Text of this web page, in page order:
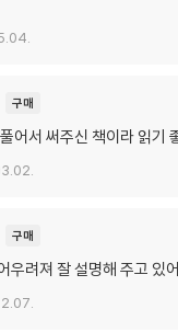
구매
어서 써주신 책이라 읽
구매
우려져 잘 설명해 주고 있